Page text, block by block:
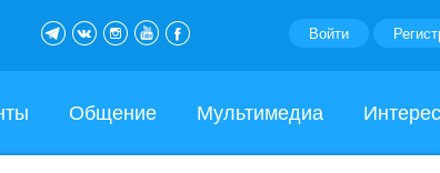
Войти
Общение Мультимедиа